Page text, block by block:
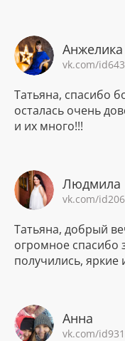
Анжелика
vk.com/
Татьяна, спасибо
осталась очень
и их много!!!
Людмила
vk.com/
Татьяна, добрый
огромное спасибо
получились, яркие
Анна
vk.com/